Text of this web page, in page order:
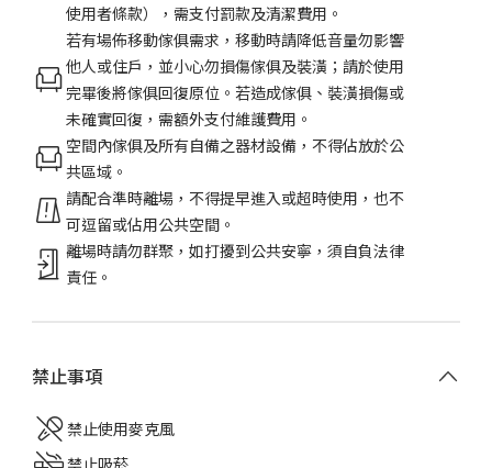
使用者條款），需支付罰款及清潔費用。
若有場佈移動傢俱需求，移動時請降低音量勿影響
他人或住戶，並小心勿損傷傢俱及裝潢；請於使用
完畢後將傢俱回復原位。若造成傢俱、裝潢損傷或
未確實回復，需額外支付維護費用。
空間內傢俱及所有自備之器材設備，不得佔放於公
共區域。
請配合準時離場，不得提早進入或超時使用，也不
可逗留或佔用公共空間。
離場時請勿群聚，如打擾到公共安寧，須自負法律
責任。
禁止事項
禁止使用麥克風
禁止吸菸